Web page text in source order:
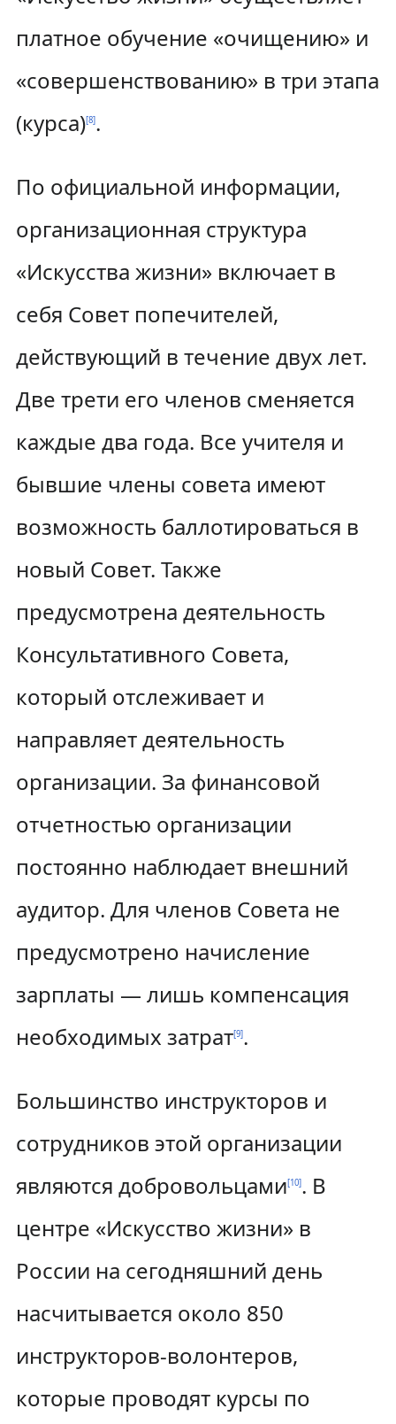
платное обучение «очищению» и
«совершенствованию» в три этапа
(курса)[8].
По официальной информации,
организационная структура
«Искусства жизни» включает в
себя Совет попечителей,
действующий в течение двух лет.
Две трети его членов сменяется
каждые два года. Все учителя и
бывшие члены совета имеют
возможность баллотироваться в
новый Совет. Также
предусмотрена деятельность
Консультативного Совета,
который отслеживает и
направляет деятельность
организации. За финансовой
отчетностью организации
постоянно наблюдает внешний
аудитор. Для членов Совета не
предусмотрено начисление
зарплаты — лишь компенсация
необходимых затрат[9].
Большинство инструкторов и
сотрудников этой организации
являются добровольцами[10]. В
центре «Искусство жизни» в
России на сегодняшний день
насчитывается около 850
инструкторов-волонтеров,
которые проводят курсы по